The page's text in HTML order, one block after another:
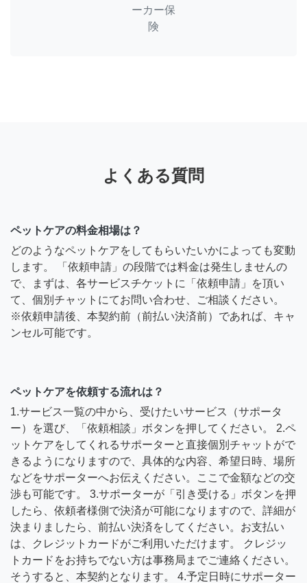
ーカー保
険
よくある質問
ペットケアの料金相場は？
どのようなペットケアをしてもらいたいかによっても変動
します。 「依頼申請」の段階では料金は発生しませんの
で、まずは、各サービスチケットに「依頼申請」を頂い
て、個別チャットにてお問い合わせ、ご相談ください。
※依頼申請後、本契約前（前払い決済前）であれば、キャ
ンセル可能です。
ペットケアを依頼する流れは？
1.サービス一覧の中から、受けたいサービス（サポータ
ー）を選び、「依頼相談」ボタンを押してください。 2.ペ
ットケアをしてくれるサポーターと直接個別チャットがで
きるようになりますので、具体的な内容、希望日時、場所
などをサポーターへお伝えください。ここで金額などの交
渉も可能です。 3.サポーターが「引き受ける」ボタンを押
したら、依頼者様側で決済が可能になりますので、詳細が
決まりましたら、前払い決済をしてください。お支払い
は、クレジットカードがご利用いただけます。 クレジッ
トカードをお持ちでない方は事務局までご連絡ください。
そうすると、本契約となります。 4.予定日時にサポーター